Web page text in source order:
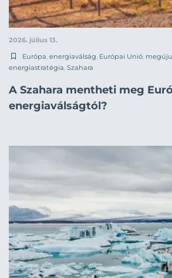
2026. július 13.
Európa, energiaválság, Európai Unió,
energiastratégia, Szahara
A Szahara mentheti meg
energiaválságtól?